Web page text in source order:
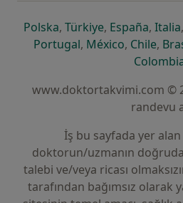
Polskayeni bir sekmede açılır
, Türkiyeyeni bir
, Españayeni
, Italia,
Portugalyeni bir sekmede
, Méxicoyeni bir
, Chileyeni
,
www.doktortakvimi.com ©
randevu
İş bu sayfada yer
doktorun/uzmanın
talebi ve/veya ricası
tarafından bağımsız olarak